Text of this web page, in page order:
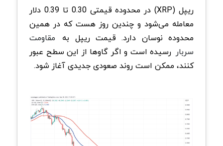
ریپل (XRP) در محدوده قیمتی 0.30 تا 0.39 دلار
معامله می‌شود و چندین روز هست که در همین
محدوده نوسان دارد. قیمت ریپل به مقاومت
سربار رسیده است و اگر گاوها از این سطح عبور
کنند، ممکن است روند صعودی جدیدی آغاز شود.